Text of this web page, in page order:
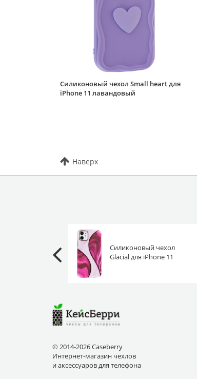
Силиконовый чехол Small heart для
iPhone 11 лавандовый
Наверх
Силиконовый чехол
Glacial для iPhone 11
© 2014-2026 Caseberry
Интернет-магазин чехлов
и аксессуаров для телефона